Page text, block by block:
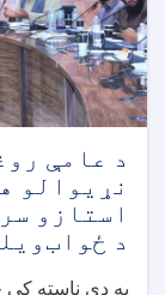
د عامې
نړيوالو
استازو
د
په دې ناسته کې